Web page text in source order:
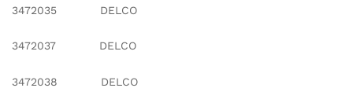
3472035 DELCO
3472037 DELCO
3472038 DELCO